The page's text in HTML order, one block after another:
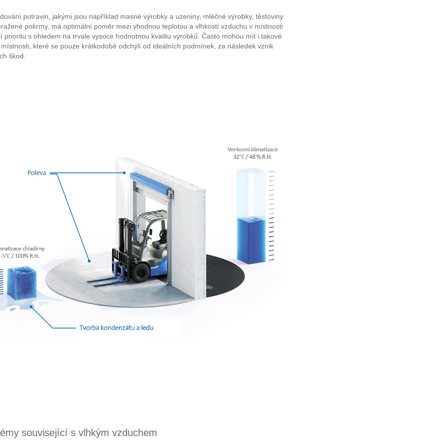
potravin, jakými jsou například masné výrobky a uzeniny, mléčné výrobky, těstoviny
pokrmy, má optimální poměr mezi vhodnou teplotou a vlhkostí vzduchu v místnosti
prioritu s ohledem na trvale vysoce hodnotnou kvalitu výrobků. Často mohou mít i takové
které se pouze krátkodobě odchýlí od ideálních podmínek, za následek vznik
škod.
související s vlhkým vzduchem